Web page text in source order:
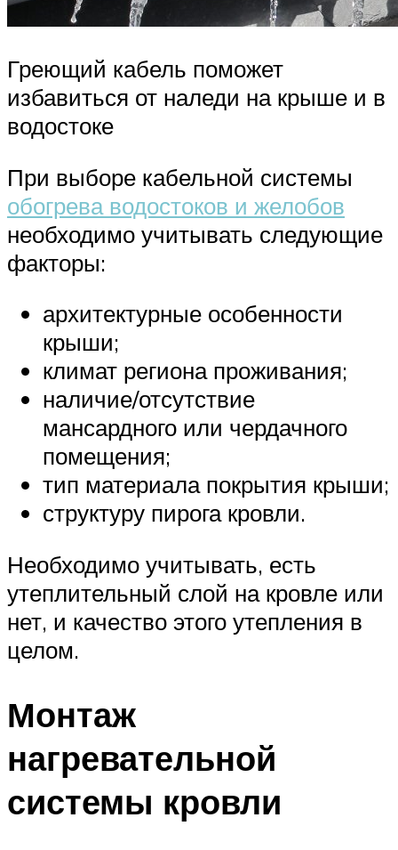
Греющий кабель поможет
избавиться от наледи на крыше и в
водостоке
При выборе кабельной системы
обогрева водостоков и желобов
необходимо учитывать следующие
факторы:
архитектурные особенности
крыши;
климат региона проживания;
наличие/отсутствие
мансардного или чердачного
помещения;
тип материала покрытия крыши;
структуру пирога кровли.
Необходимо учитывать, есть
утеплительный слой на кровле или
нет, и качество этого утепления в
целом.
Монтаж
нагревательной
системы кровли